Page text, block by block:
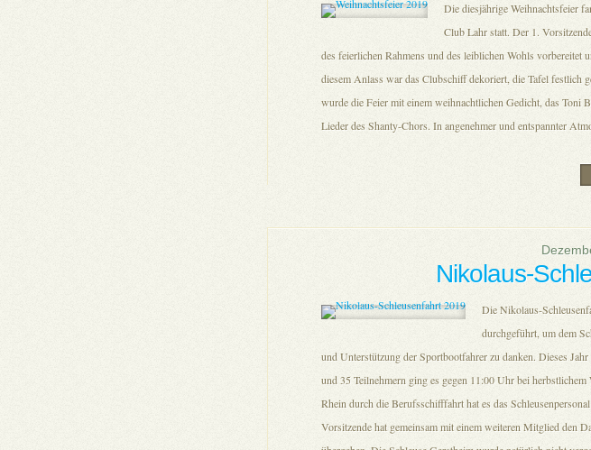
Die diesjährige Weihnachtsfeier
Club Lahr statt. Der 1.
des feierlichen Rahmens und des leiblichen Wohls
diesem Anlass war das Clubschiff dekoriert, die Tafel festlich
wurde die Feier mit einem weihnachtlichen Gedicht, das Toni
Lieder des Shanty-Chors. In angenehmer und entspannter
Nikolaus-
Die Nikolaus-
durchgeführt, um dem
und Unterstützung der Sportbootfahrer zu danken. Dieses
und 35 Teilnehmern ging es gegen 11:00 Uhr bei
Rhein durch die Berufsschifffahrt hat es das
Vorsitzende hat gemeinsam mit einem weiteren Mitglied den